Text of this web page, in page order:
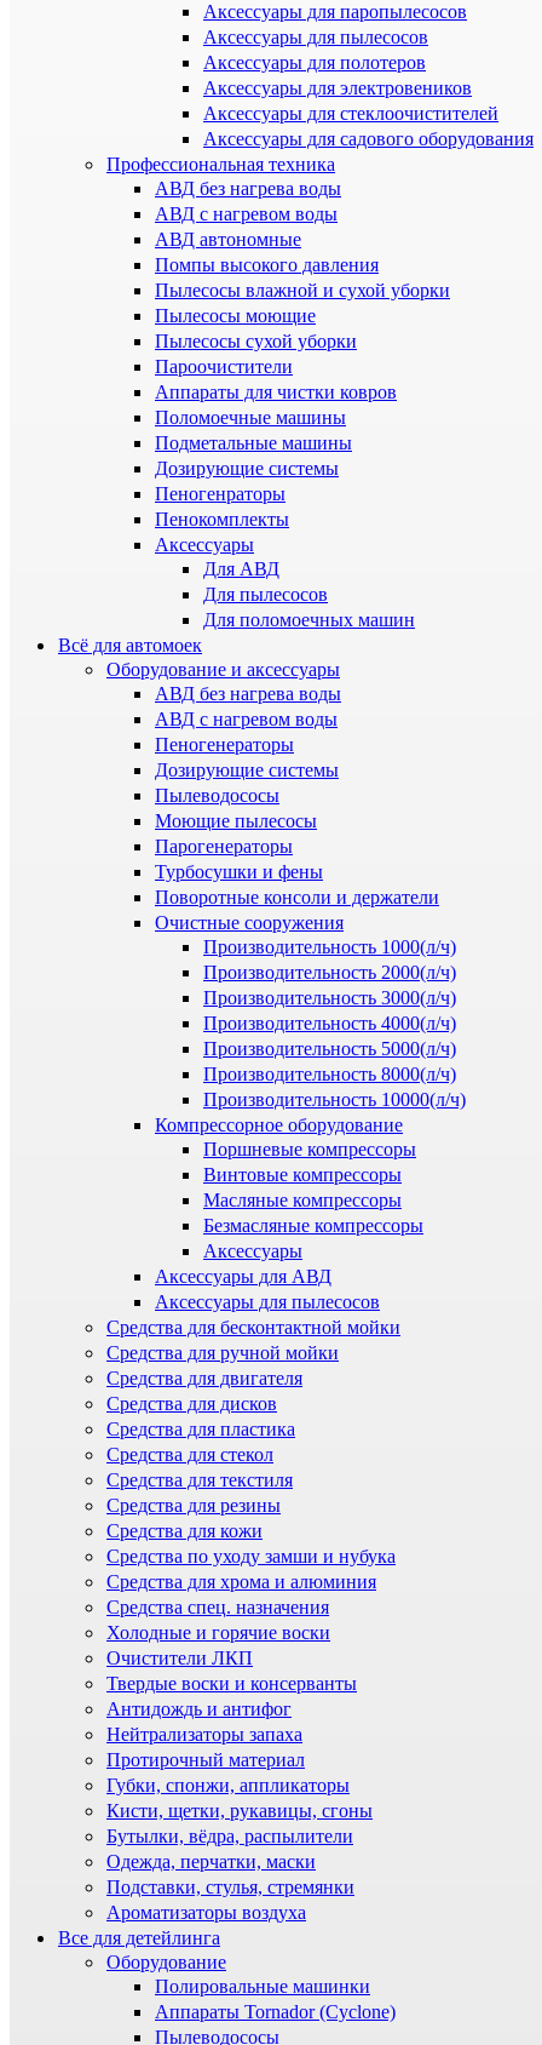
Аксессуары для паропылесосов
Аксессуары для пылесосов
Аксессуары для полотеров
Аксессуары для электровеников
Аксессуары для стеклоочистителей
Аксессуары для садового оборудования
Профессиональная техника
АВД без нагрева воды
АВД с нагревом воды
АВД автономные
Помпы высокого давления
Пылесосы влажной и сухой уборки
Пылесосы моющие
Пылесосы сухой уборки
Пароочистители
Аппараты для чистки ковров
Поломоечные машины
Подметальные машины
Дозирующие системы
Пеногенраторы
Пенокомплекты
Аксессуары
Для АВД
Для пылесосов
Для поломоечных машин
Всё для автомоек
Оборудование и аксессуары
АВД без нагрева воды
АВД с нагревом воды
Пеногенераторы
Дозирующие системы
Пылеводососы
Моющие пылесосы
Парогенераторы
Турбосушки и фены
Поворотные консоли и держатели
Очистные сооружения
Производительность 1000(л/ч)
Производительность 2000(л/ч)
Производительность 3000(л/ч)
Производительность 4000(л/ч)
Производительность 5000(л/ч)
Производительность 8000(л/ч)
Производительность 10000(л/ч)
Компрессорное оборудование
Поршневые компрессоры
Винтовые компрессоры
Масляные компрессоры
Безмасляные компрессоры
Аксессуары
Аксессуары для АВД
Аксессуары для пылесосов
Средства для бесконтактной мойки
Средства для ручной мойки
Средства для двигателя
Средства для дисков
Средства для пластика
Средства для стекол
Средства для текстиля
Средства для резины
Средства для кожи
Средства по уходу замши и нубука
Средства для хрома и алюминия
Средства спец. назначения
Холодные и горячие воски
Очистители ЛКП
Твердые воски и консерванты
Антидождь и антифог
Нейтрализаторы запаха
Протирочный материал
Губки, спонжи, аппликаторы
Кисти, щетки, рукавицы, сгоны
Бутылки, вёдра, распылители
Одежда, перчатки, маски
Подставки, стулья, стремянки
Ароматизаторы воздуха
Все для детейлинга
Оборудование
Полировальные машинки
Аппараты Tornador (Cyclone)
Пылеводососы